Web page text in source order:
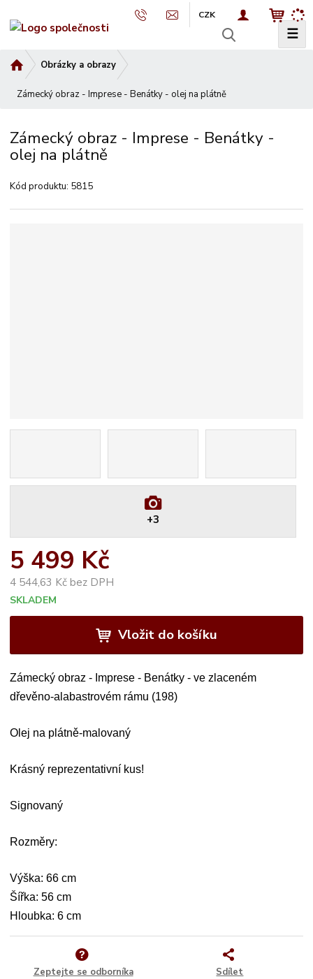
CZK
a
☰
v
o
í
s
r
Obrázky a obrazy
Zámecký obraz - Imprese - Benátky - olej na plátně
Zámecký obraz - Imprese - Benátky -
olej na plátně
Kód produktu: 5815
+3
5 499 Kč
4 544,63 Kč bez DPH
SKLADEM
Vložit do košíku
Zámecký obraz - Imprese - Benátky - ve zlaceném
dřevěno-alabastrovém rámu (198)
Olej na plátně-malovaný
Krásný reprezentativní kus!
Signovaný
Rozměry:
Výška: 66 cm
Šířka: 56 cm
Hloubka: 6 cm
Zeptejte se odborníka Sdílet